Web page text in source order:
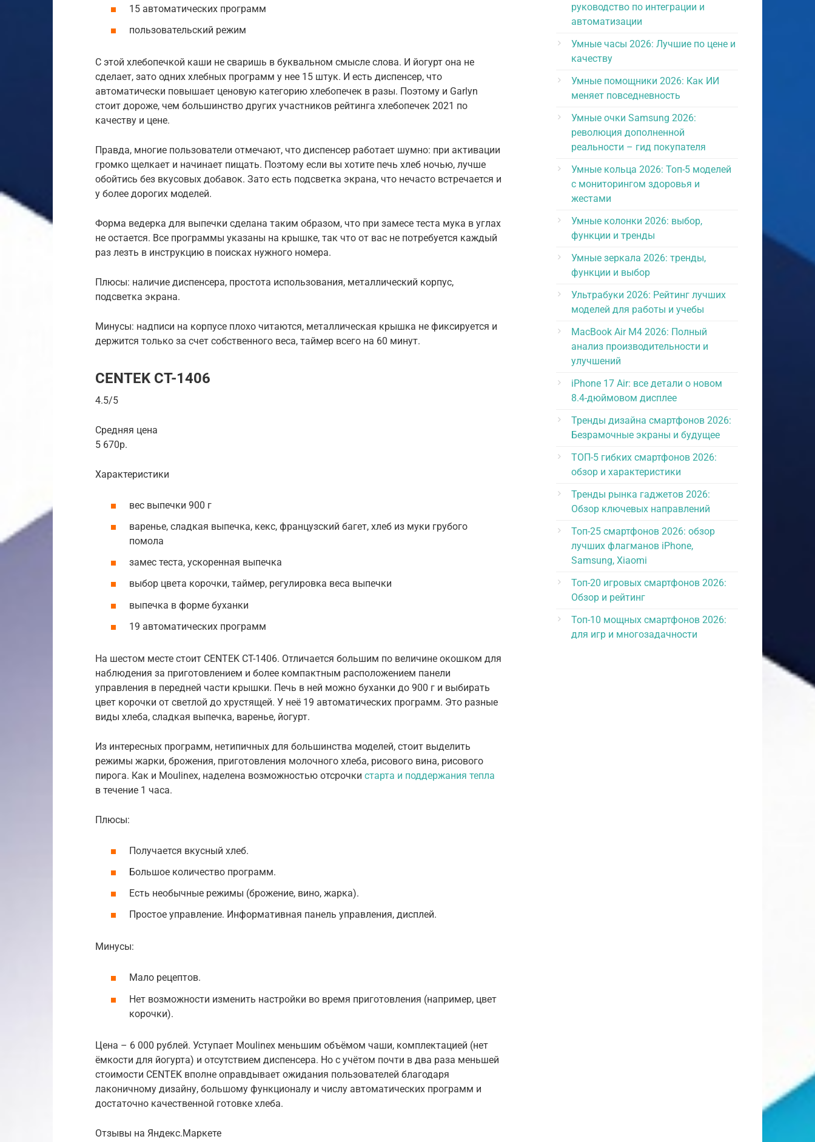
15 автоматических программ
пользовательский режим
С этой хлебопечкой каши не сваришь в буквальном смысле слова. И йогурт она не
сделает, зато одних хлебных программ у нее 15 штук. И есть диспенсер, что
автоматически повышает ценовую категорию хлебопечек в разы. Поэтому и Garlyn
стоит дороже, чем большинство других участников рейтинга хлебопечек 2021 по
качеству и цене.
Правда, многие пользователи отмечают, что диспенсер работает шумно: при активации
громко щелкает и начинает пищать. Поэтому если вы хотите печь хлеб ночью, лучше
обойтись без вкусовых добавок. Зато есть подсветка экрана, что нечасто встречается и
у более дорогих моделей.
Форма ведерка для выпечки сделана таким образом, что при замесе теста мука в углах
не остается. Все программы указаны на крышке, так что от вас не потребуется каждый
раз лезть в инструкцию в поисках нужного номера.
Плюсы: наличие диспенсера, простота использования, металлический корпус,
подсветка экрана.
Минусы: надписи на корпусе плохо читаются, металлическая крышка не фиксируется и
держится только за счет собственного веса, таймер всего на 60 минут.
CENTEK CT-1406
4.5/5
Средняя цена
5 670р.
Характеристики
вес выпечки 900 г
варенье, сладкая выпечка, кекс, французский багет, хлеб из муки грубого
помола
замес теста, ускоренная выпечка
выбор цвета корочки, таймер, регулировка веса выпечки
выпечка в форме буханки
19 автоматических программ
На шестом месте стоит CENTEK CT-1406. Отличается большим по величине окошком для
наблюдения за приготовлением и более компактным расположением панели
управления в передней части крышки. Печь в ней можно буханки до 900 г и выбирать
цвет корочки от светлой до хрустящей. У неё 19 автоматических программ. Это разные
виды хлеба, сладкая выпечка, варенье, йогурт.
Из интересных программ, нетипичных для большинства моделей, стоит выделить
режимы жарки, брожения, приготовления молочного хлеба, рисового вина, рисового
пирога. Как и Moulinex, наделена возможностью отсрочки старта и поддержания тепла
в течение 1 часа.
Плюсы:
Получается вкусный хлеб.
Большое количество программ.
Есть необычные режимы (брожение, вино, жарка).
Простое управление. Информативная панель управления, дисплей.
Минусы:
Мало рецептов.
Нет возможности изменить настройки во время приготовления (например, цвет
корочки).
Цена – 6 000 рублей. Уступает Moulinex меньшим объёмом чаши, комплектацией (нет
ёмкости для йогурта) и отсутствием диспенсера. Но с учётом почти в два раза меньшей
стоимости CENTEK вполне оправдывает ожидания пользователей благодаря
лаконичному дизайну, большому функционалу и числу автоматических программ и
достаточно качественной готовке хлеба.
Отзывы на Яндекс.Маркете
руководство по интеграции и
автоматизации
Умные часы 2026: Лучшие по цене и
качеству
Умные помощники 2026: Как ИИ
меняет повседневность
Умные очки Samsung 2026:
революция дополненной
реальности – гид покупателя
Умные кольца 2026: Топ-5 моделей
с мониторингом здоровья и
жестами
Умные колонки 2026: выбор,
функции и тренды
Умные зеркала 2026: тренды,
функции и выбор
Ультрабуки 2026: Рейтинг лучших
моделей для работы и учебы
MacBook Air M4 2026: Полный
анализ производительности и
улучшений
iPhone 17 Air: все детали о новом
8.4-дюймовом дисплее
Тренды дизайна смартфонов 2026:
Безрамочные экраны и будущее
ТОП-5 гибких смартфонов 2026:
обзор и характеристики
Тренды рынка гаджетов 2026:
Обзор ключевых направлений
Топ-25 смартфонов 2026: обзор
лучших флагманов iPhone,
Samsung, Xiaomi
Топ-20 игровых смартфонов 2026:
Обзор и рейтинг
Топ-10 мощных смартфонов 2026:
для игр и многозадачности